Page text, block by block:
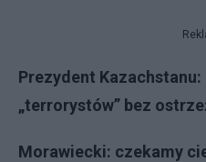
Prezydent
„terrorystów” bez
Morawiecki: czekamy